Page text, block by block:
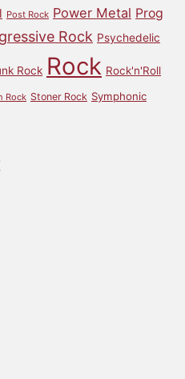
Post Rock Power Metal Prog
Rock Psychedelic
Rock Rock Rock'n'Roll
Rock Stoner Rock Symphonic